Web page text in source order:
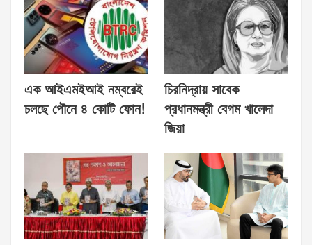
এক আইএমইআই নম্বরেই
চলছে পৌনে ৪ কোটি ফোন!
চিরনিদ্রায় সাবেক
প্রধানমন্ত্রী বেগম খালেদা
জিয়া